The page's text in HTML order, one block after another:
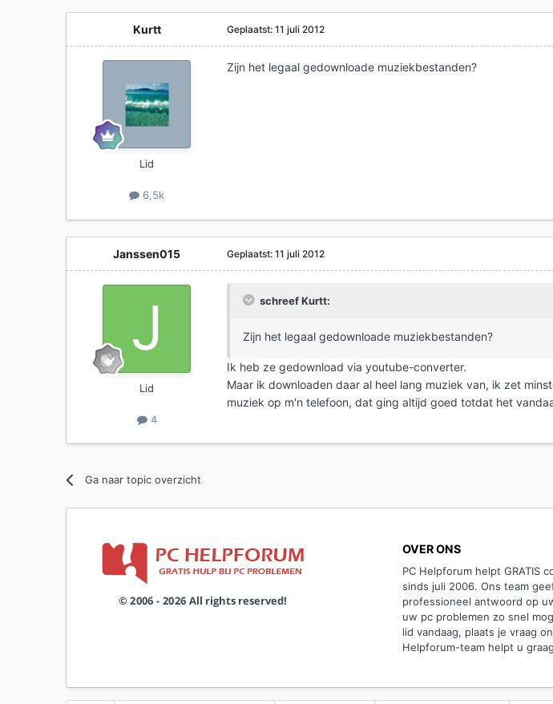
Kurtt
Lid
6,5k
Geplaatst:11 juli 2012
Zijn het legaal gedownloade muziekbestanden?
Janssen015
Lid
4
Geplaatst:11 juli 2012
schreef Kurtt:
Zijn het legaal gedownloade muziekbestanden?
Ik heb ze gedownload via youtube-converter.
Maar ik downloaden daar al heel lang muziek van, ik zet
muziek op m'n telefoon, dat ging altijd goed totdat het
Ga naar topic overzicht
OVER ONS
PC Helpforum helpt GRATIS
sinds juli 2006. Ons team
professioneel antwoord op
uw pc problemen zo snel
lid vandaag, plaats je vraag
Helpforum-team helpt u